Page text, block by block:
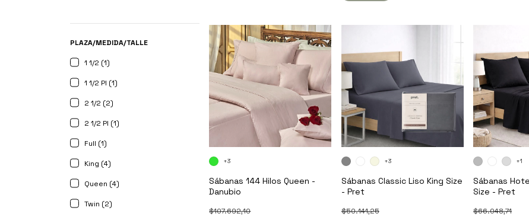
PLAZA/MEDIDA/TALLE
1 1/2 (1)
1 1/2 Pl (1)
2 1/2 (2)
2 1/2 Pl (1)
Full (1)
King (4)
Queen (4)
Twin (2)
Sábanas 144 Hilos Queen -
Danubio
$107.692,10
+3
Sábanas Classic Liso King Size
- Pret
$50.141,25
+3
Sábanas
Size - Pret
$66.048,71
+1